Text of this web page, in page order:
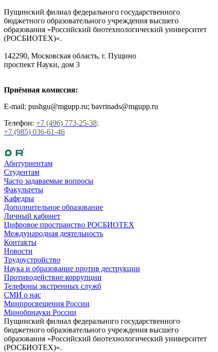
Пущинский филиал федерального государственного
бюджетного образовательного учреждения высшего
образования «Российский биотехнологический университет
(РОСБИОТЕХ)».
142290, Московская область, г. Пущино
проспект Науки, дом 3
Приёмная комиссия:
E-mail: pushgu@mgupp.ru; bavrinads@mgupp.ru
Телефон: +7 (496) 773-25-38;
+7 (985) 036-61-46
Абитуриентам
Студентам
Часто задаваемые вопросы
Факультеты
Кафедры
Дополнительное образование
Личный кабинет
Цифровое пространство РОСБИОТЕХ
Международная деятельность
Контакты
Новости
Трудоустройство
Наука и образование против деструкции
Противодействие коррупции
Телефоны экстренных служб
СМИ о нас
Минпросвещения России
Минобрнауки России
Пущинский филиал федерального государственного
бюджетного образовательного учреждения высшего
образования «Российский биотехнологический университет
(РОСБИОТЕХ)».